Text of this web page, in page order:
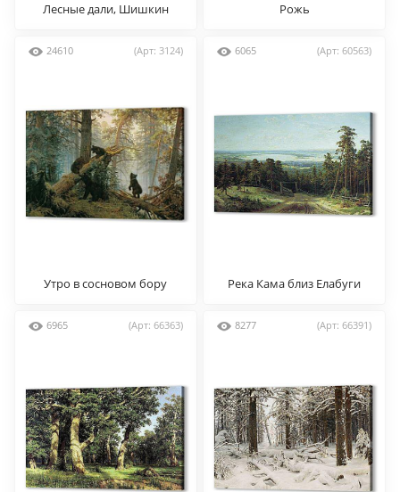
Лесные дали, Шишкин Рожь
24610 (Арт: 3124)
Утро в сосновом бору
6065 (Арт: 60563)
Река Кама близ Елабуги
6965 (Арт: 66363) 8277 (Арт: 66391)